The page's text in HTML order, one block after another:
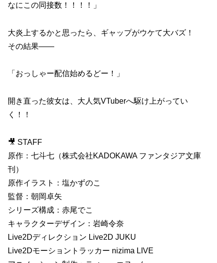
なにこの同接数！！！！」
大炎上するかと思ったら、ギャップがウケて大バズ！
その結果——
「おっしゃー配信始めるどー！」
開き直った彼女は、大人気VTuberへ駆け上がってい
く！！
🎥 STAFF
原作：七斗七（株式会社KADOKAWA ファンタジア文庫
刊）
原作イラスト：塩かずのこ
監督：朝岡卓矢
シリーズ構成：赤尾でこ
キャラクターデザイン：岩崎令奈
Live2Dディレクション Live2D JUKU
Live2Dモーショントラッカー nizima LIVE